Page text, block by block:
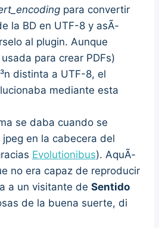
para convertir
la BD en UTF-8 y asÃ­
al plugin. Aunque
para crear PDFs)
distinta a UTF-8, el
mediante esta
se daba cuando se
en la cabecera del
Evolutionibus). AquÃ­
no era capaz de reproducir
a un visitante de Sentido
de la buena suerte, di